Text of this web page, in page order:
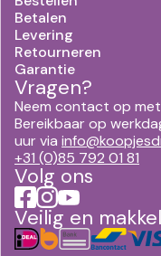
Betalen
Levering
Retourneren
Garantie
Vragen?
Neem contact op
Bereikbaar op
uur via
+31 (0)85 792 01 81
Volg ons
Veilig en